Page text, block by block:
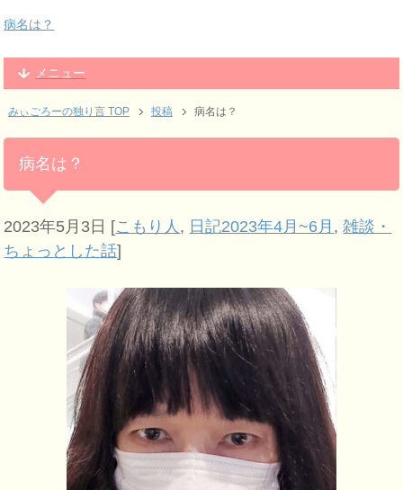
病名は？
メニュー
みぃごろーの独り言 TOP 投稿 病名は？
病名は？
2023年5月3日 [こもり人 , 日記2023年4月~6月 ,雑談・
ちょっとした話]